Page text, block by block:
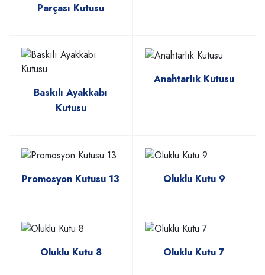
Parçası Kutusu
Baskılı Ayakkabı
Kutusu
Anahtarlık Kutusu
Promosyon Kutusu 13 Oluklu Kutu 9
Oluklu Kutu 8 Oluklu Kutu 7